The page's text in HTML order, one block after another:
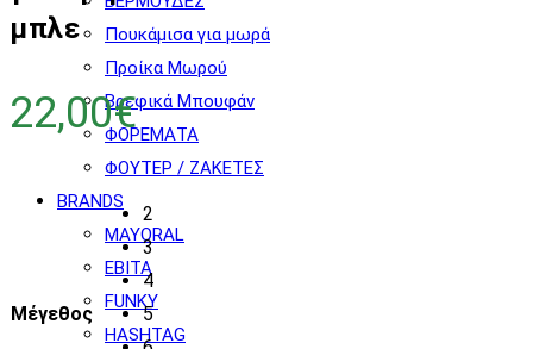
Πουκάμισα για μωρά
Προίκα Μωρού
Βρεφικά Μπουφάν
ΦΟΡΕΜΑΤΑ
ΦΟΥΤΕΡ / ΖΑΚΕΤΕΣ
BRANDS
MAYORAL
EBITA
FUNKY
HASHTAG
μπλε
22,00€
Μέγεθος
2
3
4
5